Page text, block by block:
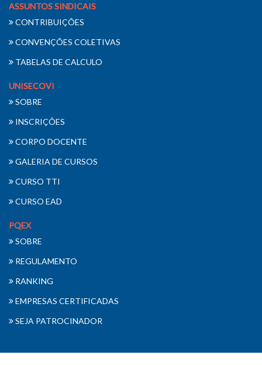
ASSUNTOS SINDICAIS
CONTRIBUIÇÕES
CONVENÇÕES COLETIVAS
TABELAS DE CALCULO
UNISECOVI
SOBRE
INSCRIÇÕES
CORPO DOCENTE
GALERIA DE CURSOS
CURSO TTI
CURSO EAD
PQEX
SOBRE
REGULAMENTO
RANKING
EMPRESAS CERTIFICADAS
SEJA PATROCINADOR